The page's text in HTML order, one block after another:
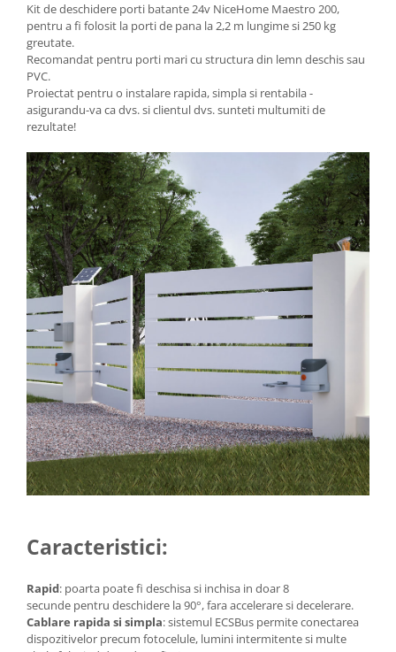
Microscoape
Paste de lipit
Surse de laborator
Suruburi, dibluri si accesorii uz
general
Termometre
Unelte si aparate de masura
Accesorii si electrice auto
Becuri auto, leduri
Suporturi telefoane
Accesorii auto
Accesorii tableta
Adaptoare casetofon / antene
Audio
Camere/DVR-uri Auto
Crocodili
Incarcatoare auto
Invertoare auto
Proiectoare auto
Unelte Scule Auto
Control acces si automatizari
Control acces
Automatizari porti culisante
Kit de deschidere porti batante 24v NiceHome Maestro 200,
pentru a fi folosit la porti de pana la 2,2 m lungime si 250 kg
greutate.
Recomandat pentru porti mari cu structura din lemn deschis sau
PVC.
Proiectat pentru o instalare rapida, simpla si rentabila -
asigurandu-va ca dvs. si clientul dvs. sunteti multumiti de
rezultate!
Caracteristici:
Rapid: poarta poate fi deschisa si inchisa in doar 8
secunde pentru deschidere la 90°, fara accelerare si decelerare.
Cablare rapida si simpla: sistemul ECSBus permite conectarea
dispozitivelor precum fotocelule, lumini intermitente si multe